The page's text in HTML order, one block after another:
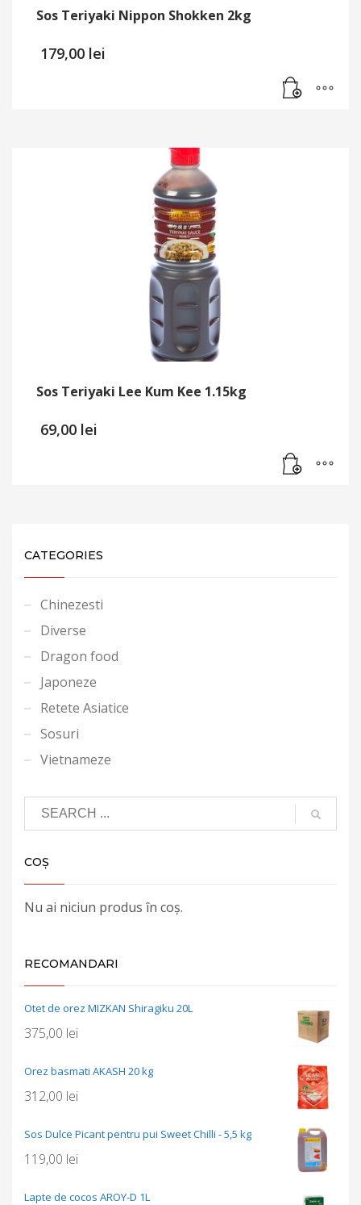
Sos Teriyaki Nippon Shokken 2kg
179,00 lei
Sos Teriyaki Lee Kum Kee 1.15kg
69,00 lei
CATEGORIES
Chinezesti
Diverse
Dragon food
Japoneze
Retete Asiatice
Sosuri
Vietnameze
COȘ
Nu ai niciun produs în coș.
RECOMANDARI
Otet de orez MIZKAN Shiragiku 20L
375,00 lei
Orez basmati AKASH 20 kg
312,00 lei
Sos Dulce Picant pentru pui Sweet Chilli - 5,5 kg
119,00 lei
Lapte de cocos AROY-D 1L